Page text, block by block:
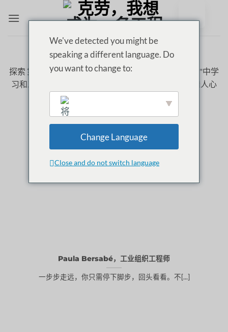
分类存档：T1
探索 第一季从ClauQSI, 我们将在播客中探讨在 "世界 "中学
习和工作的真正含义。
通过真实的、鼓舞人心
Paula Bersabé，工业组织工程师
一步步走远，你只需停下脚步，回头看看。不[...]
We've detected you might be
speaking a different language. Do
you want to change to:
English
Change Language
Close and do not switch language